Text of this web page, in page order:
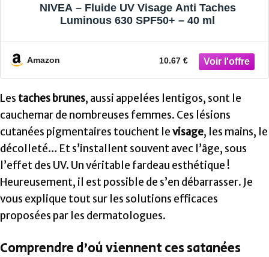
NIVEA – Fluide UV Visage Anti Taches
Luminous 630 SPF50+ – 40 ml
Amazon 10.67 €
Les taches brunes, aussi appelées lentigos, sont le
cauchemar de nombreuses femmes. Ces lésions
cutanées pigmentaires touchent levisage, les mains, le
décolleté… Et s’installent souvent avec l’âge, sous
l’effet des UV. Un véritable fardeau esthétique !
Heureusement, il est possible de s’en débarrasser. Je
vous explique tout sur les solutions efficaces
proposées par les dermatologues.
Comprendre d’où viennent ces satanées